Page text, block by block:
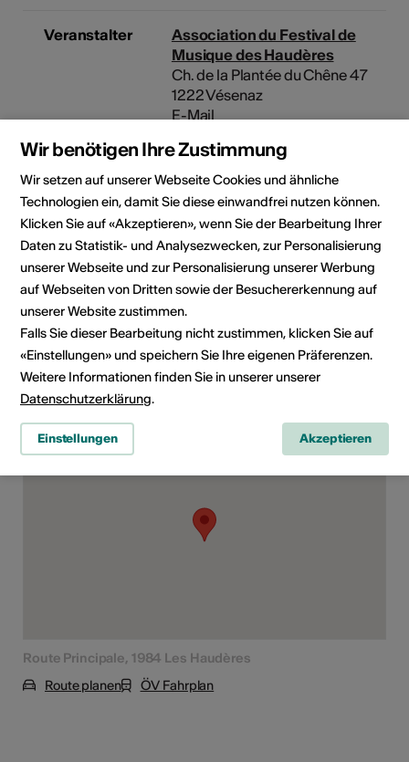
Veranstalter
Association du Festival de
Musique des Haudères
Ch. de la Plantée du Chêne 47
1222 Vésenaz
E-Mail
Festival classique des
Haudères
Rubrik
Art der Veranstaltung
Konzert
Festival
Altersfreigabe
Für alle
Route Principale, 1984 Les Haudères
Route planen
ÖV Fahrplan
Wir benötigen Ihre Zustimmung
Wir setzen auf unserer Webseite Cookies und ähnliche
Technologien ein, damit Sie diese einwandfrei nutzen können.
Klicken Sie auf «Akzeptieren», wenn Sie der Bearbeitung Ihrer
Daten zu Statistik- und Analysezwecken, zur Personalisierung
unserer Webseite und zur Personalisierung unserer Werbung
auf Webseiten von Dritten sowie der Besuchererkennung auf
unserer Website zustimmen.
Falls Sie dieser Bearbeitung nicht zustimmen, klicken Sie auf
«Einstellungen» und speichern Sie Ihre eigenen Präferenzen.
Weitere Informationen finden Sie in unserer unserer
Datenschutzerklärung.
Einstellungen Akzeptieren